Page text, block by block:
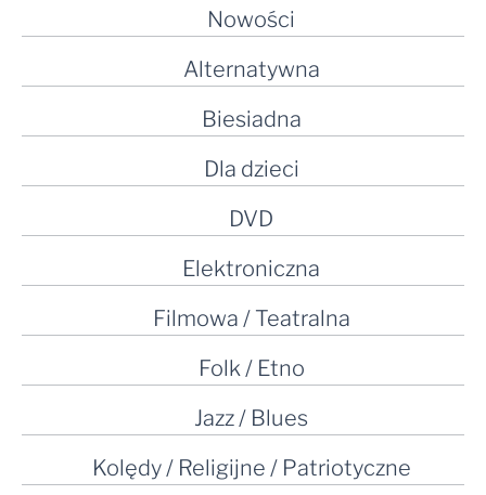
Nowości
Alternatywna
Biesiadna
Dla dzieci
DVD
Elektroniczna
Filmowa / Teatralna
Folk / Etno
Jazz / Blues
Kolędy / Religijne / Patriotyczne